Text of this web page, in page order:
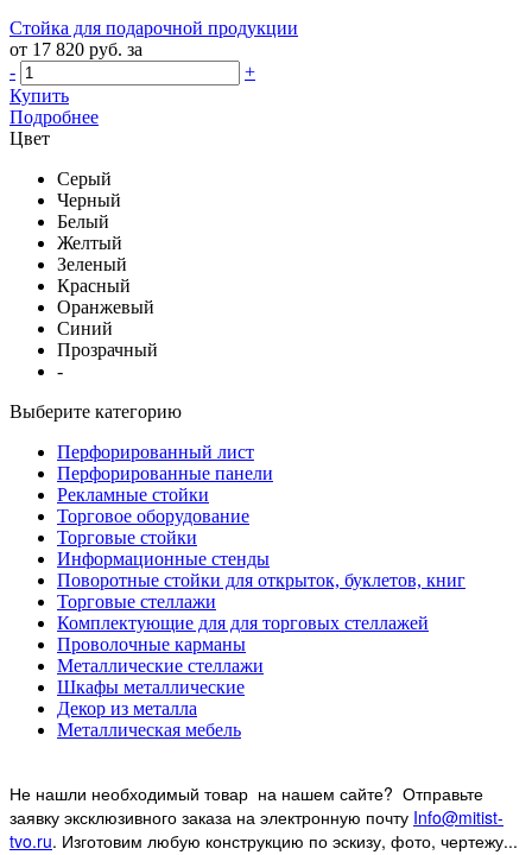
Стойка для подарочной продукции
от 17 820 руб. за
-
+
Купить
Подробнее
Цвет
Серый
Черный
Белый
Желтый
Зеленый
Красный
Оранжевый
Синий
Прозрачный
-
Выберите категорию
Перфорированный лист
Перфорированные панели
Рекламные стойки
Торговое оборудование
Торговые стойки
Информационные стенды
Поворотные стойки для открыток, буклетов, книг
Торговые стеллажи
Комплектующие для для торговых стеллажей
Проволочные карманы
Металлические стеллажи
Шкафы металлические
Декор из металла
Металлическая мебель
Не нашли необходимый товар на нашем сайте? Отправьте
заявку эксклюзивного заказа на электронную почту Info@mitist-
tvo.ru. Изготовим любую конструкцию по эскизу, фото, чертежу...